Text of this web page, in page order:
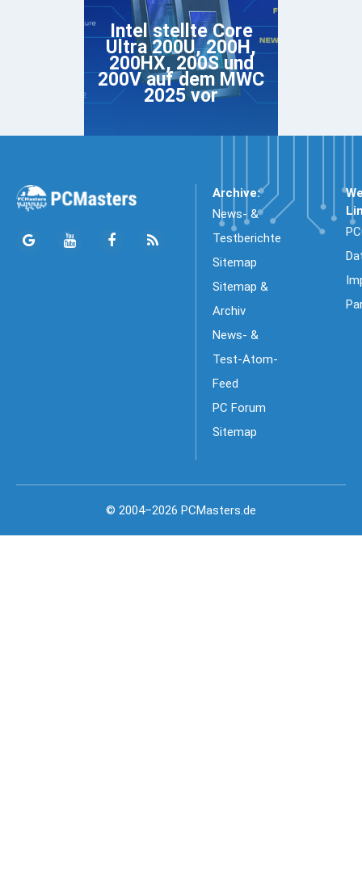
Intel stellte Core
Ultra 200U, 200H,
200HX, 200S und
200V auf dem MWC
2025 vor
Archive:
News- &
Testberichte
Sitemap
Sitemap &
Archiv
News- &
Test-Atom-
Feed
PC Forum
Sitemap
© 2004–2026 PCMasters.de